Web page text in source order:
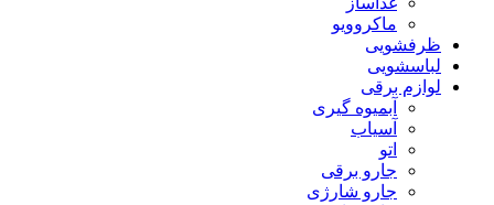
ماکروویو
ظرفشویی
لباسشویی
لوازم برقی
آبمیوه گیری
آسیاب
اتو
جارو برقی
جارو شارژی